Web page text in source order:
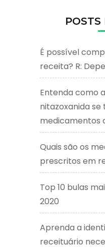
POSTS
É possível
receita? R:
Entenda como
nitazoxanida
medicamentos
Quais são os
prescritos em
Top 10 bulas
2020
Aprenda a
receituário